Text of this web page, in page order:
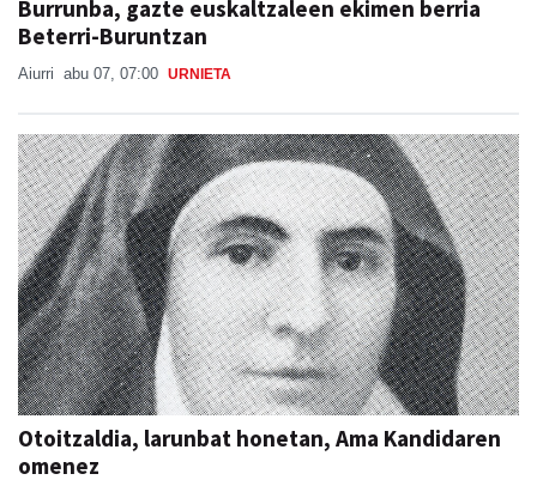
Aiurri abu 07, 07:00 URNIETA
Otoitzaldia, larunbat honetan, Ama Kandidaren
omenez
Berrozpeko Jesusen Alaben Elkartea abu 07, 09:25 ANDOAIN